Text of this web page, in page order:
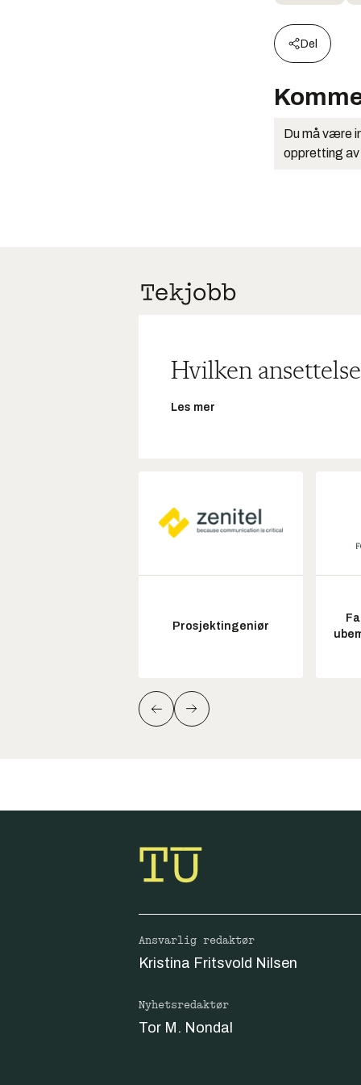
Del
Du må være
oppretting av
Hvilken
Les mer
Prosjektingeniør
Ansvarlig redaktør
Kristina Fritsvold Nilsen
Nyhetsredaktør
Tor M. Nondal